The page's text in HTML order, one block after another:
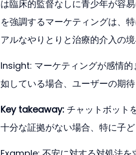
は臨床的監督なしに青少年が容
を強調するマーケティングは、
アルなやりとりと治療的介入の
Insight: マーケティングが感情
如している場合、ユーザーの期
Key takeaway: チャットボット
十分な証拠がない場合、特に子